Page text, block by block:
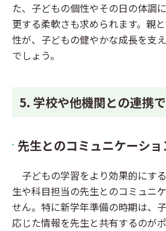
た、子どもの個性やその日の体調
更する柔軟さも求められます。親
性が、子どもの健やかな成長を支
でしょう。
5. 学校や他機関との連携
先生とのコミュニケーシ
子どもの学習をより効果的にす
生や科目担当の先生とのコミュニ
せん。特に新学年準備の時期は、
応じた情報を先生と共有するのが